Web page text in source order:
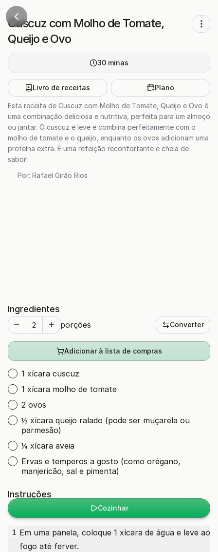
Cuscuz com Molho de Tomate,
Queijo e Ovo
30 minas
Livro de receitas Plano
Esta receita de Cuscuz com Molho de Tomate, Queijo e Ovo é
uma combinação deliciosa e nutritiva, perfeita para um almoço
ou jantar. O cuscuz é leve e combina perfeitamente com o
molho de tomate e o queijo, enquanto os ovos adicionam uma
proteína extra. É uma refeição reconfortante e cheia de
sabor!
Por: Rafael Girão Rios
Ingredientes
porções Converter
Adicionar à lista de compras
1 xícara cuscuz
1 xícara molho de tomate
2 ovos
½ xícara queijo ralado (pode ser muçarela ou
parmesão)
¼ xícara aveia
Ervas e temperos a gosto (como orégano,
manjericão, sal e pimenta)
Instruções
Cozinhar
1 Em uma panela, coloque 1 xícara de água e leve ao
fogo até ferver.